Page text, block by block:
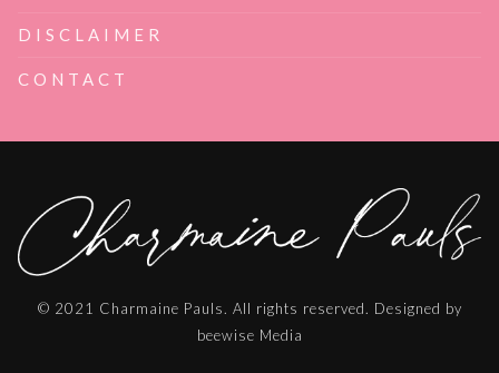
DISCLAIMER
CONTACT
© 2021 Charmaine Pauls. All rights reserved. Designed by
beewise Media